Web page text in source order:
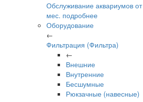
Обслуживание аквариумов от
мес. подробнее
Оборудование
←
Фильтрация (Фильтра)
←
Внешние
Внутренние
Бесшумные
Рюкзачные (навесные)